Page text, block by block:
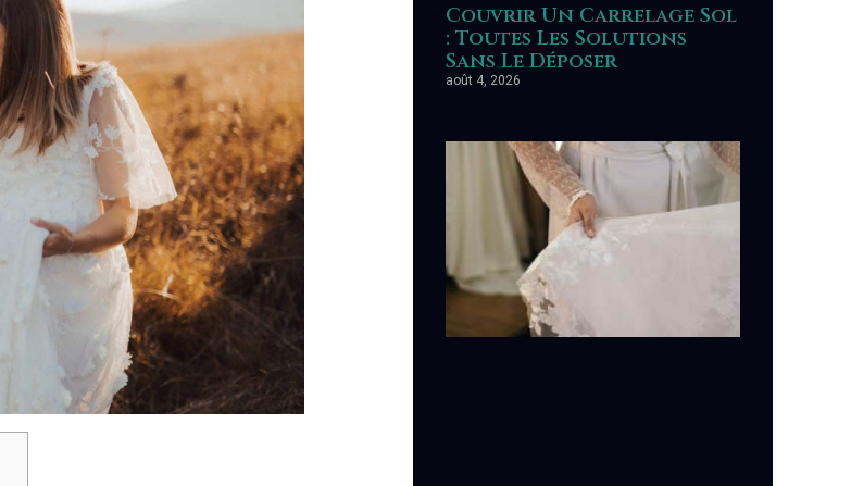
Couvrir Un Carrelage Sol
: Toutes Les Solutions
Sans Le Déposer
août 4, 2026